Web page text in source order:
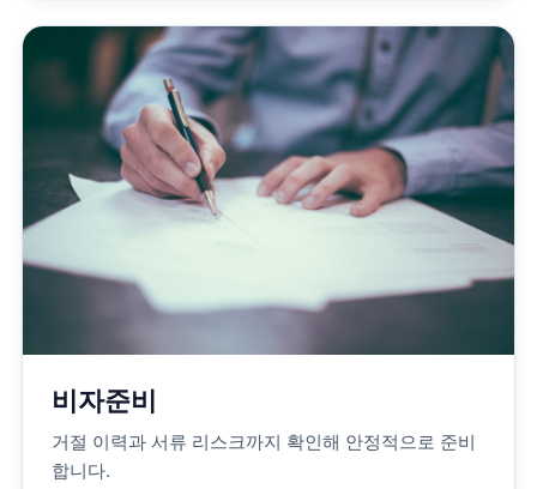
비자준비
거절 이력과 서류 리스크까지 확인해 안정적으로 준비
합니다.